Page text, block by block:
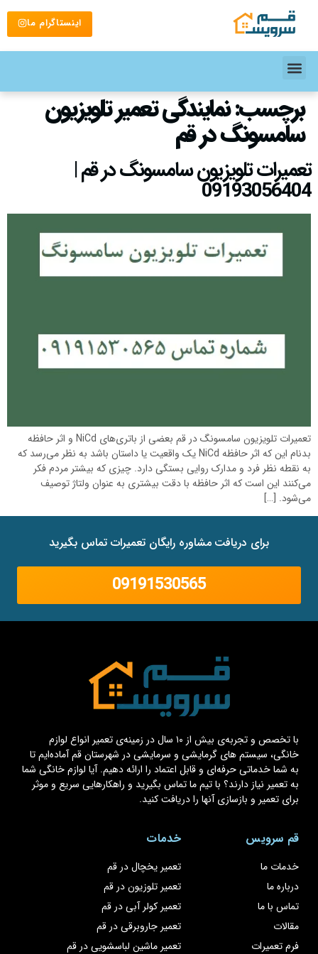
اینستاگرام ما
برچسب:نمایندگی تعمیر تلویزیون
سامسونگ در قم
تعمیرات تلویزیون سامسونگ در قم |
09193056404
تعمیرات تلویزیون سامسونگ در قم بعضی از باتری‌های NiCd و اثر حافظه
بدنام این که اثر حافظه NiCd یک واقعیت یا داستان باشد به نظر می‌رسد که
به نقطه‌ نظر فرد و مدارک روایی بستگی دارد. چیزی که بیشتر مردم فکر
می‌کنند این است که اثر حافظه با دقت بیشتری به عنوان ولتاژ توصیف
می‌شود. […]
برای دریافت مشاوره رایگان تعمیرات تماس بگیرید
09191530565
با تخصص و تجربه‌ی بیش از ۱۰ سال در زمینه‌ی تعمیر انواع لوازم
خانگی، سیستم های گرمایشی و سرمایشی در شهرستان قم آماده‌ایم تا
به شما خدماتی حرفه‌ای و قابل اعتماد را ارائه دهیم. آیا لوازم خانگی شما
به تعمیر نیاز دارند؟ با تیم ما تماس بگیرید و راهکارهایی سریع و موثر
برای تعمیر و بازسازی آنها را دریافت کنید.
قم سرویس
خدمات ما
درباره ما
تماس با ما
مقالات
فرم تعمیرات
خدمات
تعمیر یخچال در قم
تعمیر تلوزیون در قم
تعمیر کولر آبی در قم
تعمیر جاروبرقی در قم
تعمیر ماشین لباسشویی در قم